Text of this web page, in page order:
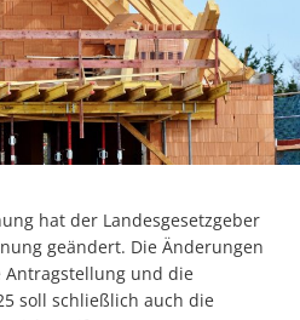
hat der Landesgesetzgeber
geändert. Die Änderungen
und die
soll schließlich auch die